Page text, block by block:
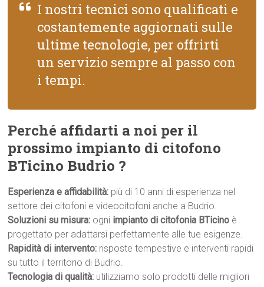
I nostri tecnici sono qualificati e
costantemente aggiornati sulle
ultime tecnologie, per offrirti
un servizio sempre al passo con
i tempi.
Perché affidarti a noi per il
prossimo impianto di citofono
BTicino Budrio ?
Esperienza e affidabilità: più di 10 anni di esperienza nel
settore dei citofoni e videocitofoni anche a Budrio.
Soluzioni su misura: ogni impianto di citofonia BTicino è
progettato per adattarsi perfettamente alle tue esigenze.
Rapidità di intervento: risposte tempestive e interventi rapidi
su tutto il territorio di Budrio.
Tecnologia di qualità: utilizziamo solo prodotti delle migliori